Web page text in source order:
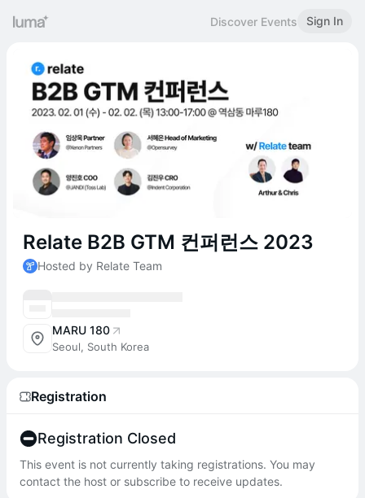
Discover Events Sign In
Relate B2B GTM 컨퍼런스 2023
Hosted by Relate Team
MARU 180
Seoul, South Korea
Registration
Registration Closed
This event is not currently taking registrations. You may
contact the host or subscribe to receive updates.